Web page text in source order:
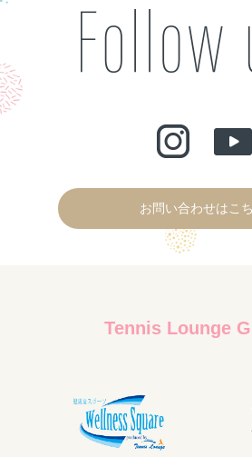
お問い合わせはこ
Tennis Lounge